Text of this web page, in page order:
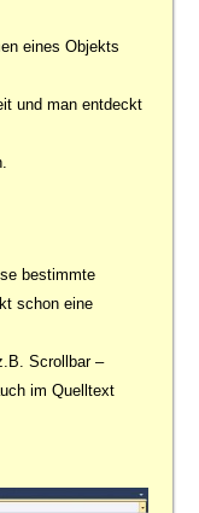
eines Objekts
und man entdeckt
bestimmte
schon eine
Scrollbar –
im Quelltext